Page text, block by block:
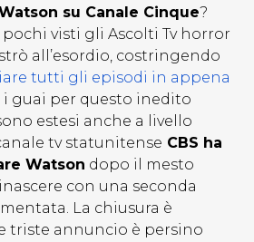
su Canale Cinque?
visti gli Ascolti Tv horror
all’esordio, costringendo
tutti gli episodi in appena
i guai per questo inedito
estesi anche a livello
tv statunitense CBS ha
Watson dopo il mesto
con una seconda
La chiusura è
triste annuncio è persino